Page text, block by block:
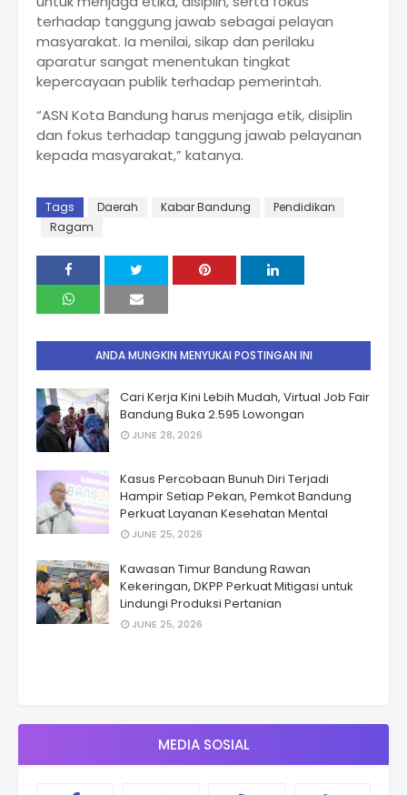
terhadap tanggung jawab sebagai pelayan
masyarakat. Ia menilai, sikap dan perilaku
aparatur sangat menentukan tingkat
kepercayaan publik terhadap pemerintah.
“ASN Kota Bandung harus menjaga etik, disiplin
dan fokus terhadap tanggung jawab pelayanan
kepada masyarakat,” katanya.
Tags Daerah Kabar Bandung
Pendidikan
Ragam
ANDA MUNGKIN MENYUKAI POSTINGAN INI
Cari Kerja Kini Lebih Mudah, Virtual Job Fair
Bandung Buka 2.595 Lowongan
JUNE 28, 2026
Kasus Percobaan Bunuh Diri Terjadi
Hampir Setiap Pekan, Pemkot Bandung
Perkuat Layanan Kesehatan Mental
JUNE 25, 2026
Kawasan Timur Bandung Rawan
Kekeringan, DKPP Perkuat Mitigasi untuk
Lindungi Produksi Pertanian
JUNE 25, 2026
MEDIA SOSIAL